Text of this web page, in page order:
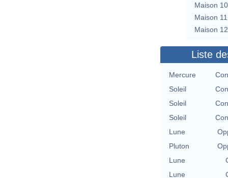
Maison 10
Maison 11
Maison 12
Liste
Mercure
Soleil
Soleil
Soleil
Lune
Pluton
Lune
Lune